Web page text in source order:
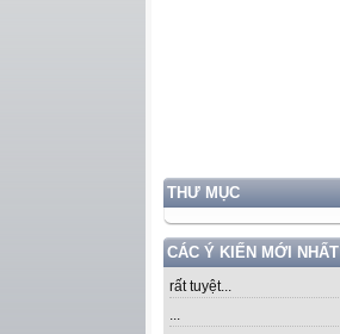
THƯ MỤC
CÁC Ý KIẾN MỚI NHẤT
rất tuyệt...
...